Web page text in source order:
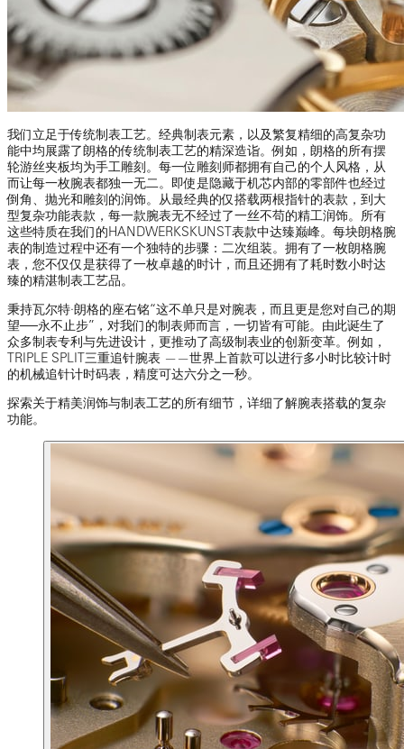
我们立足于传统制表工艺。经典制表元素，以及繁复精细的高复杂功
能中均展露了朗格的传统制表工艺的精深造诣。例如，朗格的所有摆
轮游丝夹板均为手工雕刻。每一位雕刻师都拥有自己的个人风格，从
而让每一枚腕表都独一无二。即使是隐藏于机芯内部的零部件也经过
倒角、抛光和雕刻的润饰。从最经典的仅搭载两根指针的表款，到大
型复杂功能表款，每一款腕表无不经过了一丝不苟的精工润饰。所有
这些特质在我们的HANDWERKSKUNST表款中达臻巅峰。每块朗格腕
表的制造过程中还有一个独特的步骤：二次组装。拥有了一枚朗格腕
表，您不仅仅是获得了一枚卓越的时计，而且还拥有了耗时数小时达
臻的精湛制表工艺品。
秉持瓦尔特·朗格的座右铭“这不单只是对腕表，而且更是您对自己的期
望──永不止步”，对我们的制表师而言，一切皆有可能。由此诞生了
众多制表专利与先进设计，更推动了高级制表业的创新变革。例如，
TRIPLE SPLIT三重追针腕表 ——世界上首款可以进行多小时比较计时
的机械追针计时码表，精度可达六分之一秒。
探索关于精美润饰与制表工艺的所有细节，详细了解腕表搭载的复杂
功能。